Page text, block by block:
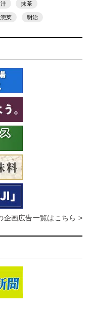
抹茶
惣菜 明治
企画広告一覧はこちら >